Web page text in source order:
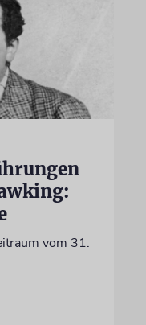
vom 31.